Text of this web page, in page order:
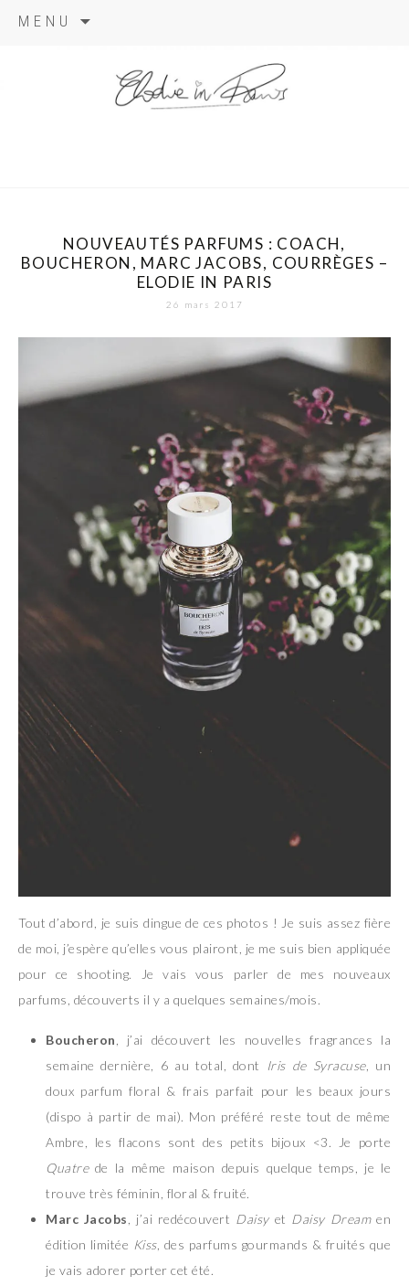
MENU
NOUVEAUTÉS PARFUMS : COACH,
BOUCHERON, MARC JACOBS, COURRÈGES –
ELODIE IN PARIS
26 mars 2017
Tout d’abord, je suis dingue de ces photos ! Je suis assez fière
de moi, j’espère qu’elles vous plairont, je me suis bien appliquée
pour ce shooting. Je vais vous parler de mes nouveaux
parfums, découverts il y a quelques semaines/mois.
Boucheron , j’ai découvert les nouvelles fragrances la
semaine dernière, 6 au total, dont
Iris de Syracuse, un
doux parfum floral & frais parfait pour les beaux jours
(dispo à partir de mai). Mon préféré reste tout de même
Ambre, les flacons sont des petits bijoux <3. Je porte
Quatrede la même maison depuis quelque temps, je le
trouve très féminin, floral & fruité.
Marc Jacobs
, j’ai redécouvert Daisyet Daisy Dreamen
édition limitée Kiss, des parfums gourmands & fruités que
je vais adorer porter cet été.